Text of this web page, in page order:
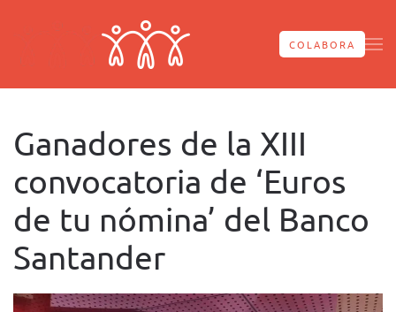
Skip to main content COLABORA
Ganadores de la XIII
convocatoria de ‘Euros
de tu nómina’ del Banco
Santander